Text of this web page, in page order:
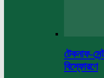
টেকনাফ-
বিস্ফোরণে